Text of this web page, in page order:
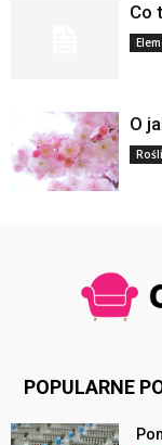
Co
O
POPULARNE